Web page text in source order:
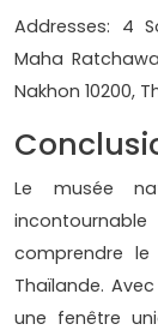
Addresses: 4
Maha
Nakhon 10200,
Le musée
comprendre
Thaïlande.
une fenêtre